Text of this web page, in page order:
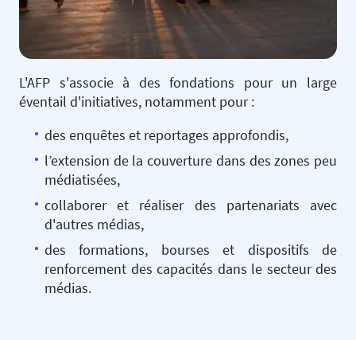
L'AFP s'associe à des fondations pour un large
éventail d'initiatives, notamment pour :
des enquêtes et reportages approfondis,
l’extension de la couverture dans des zones peu
médiatisées,
collaborer et réaliser des partenariats avec
d'autres médias,
des formations, bourses et dispositifs de
renforcement des capacités dans le secteur des
médias.